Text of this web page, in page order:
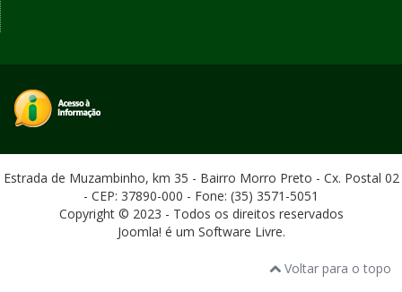
Estrada de Muzambinho, km 35 - Bairro Morro Preto - Cx. Postal 02
- CEP: 37890-000 - Fone: (35) 3571-5051
Copyright © 2023 - Todos os direitos reservados
Joomla! é um Software Livre.
Voltar para o topo